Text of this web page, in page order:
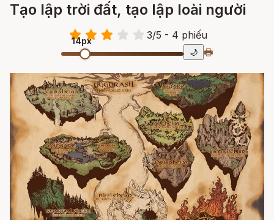
Tạo lập trời đất, tạo lập loài người
3/5 - 4 phiếu
14px
🌙 🖶